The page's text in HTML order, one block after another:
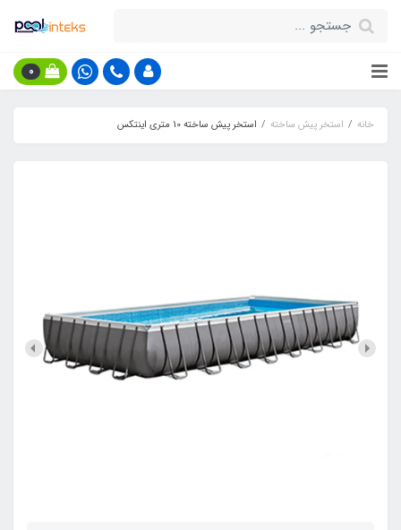
0
خانه استخر پیش ساخته استخر پیش ساخته 10 متری اینتکس